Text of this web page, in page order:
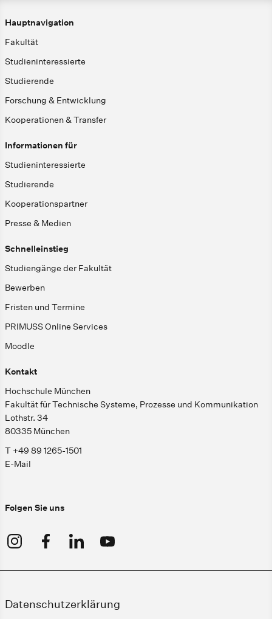
Hauptnavigation
Fakultät
Studieninteressierte
Studierende
Forschung & Entwicklung
Kooperationen & Transfer
Informationen für
Studieninteressierte
Studierende
Kooperationspartner
Presse & Medien
Schnelleinstieg
Studiengänge der Fakultät
Bewerben
Fristen und Termine
PRIMUSS Online Services
Moodle
Kontakt
Hochschule München
Fakultät für Technische Systeme, Prozesse und Kommunikation
Lothstr. 34
80335 München
T +49 89 1265-1501
E-Mail
Folgen Sie uns
Datenschutzerklärung